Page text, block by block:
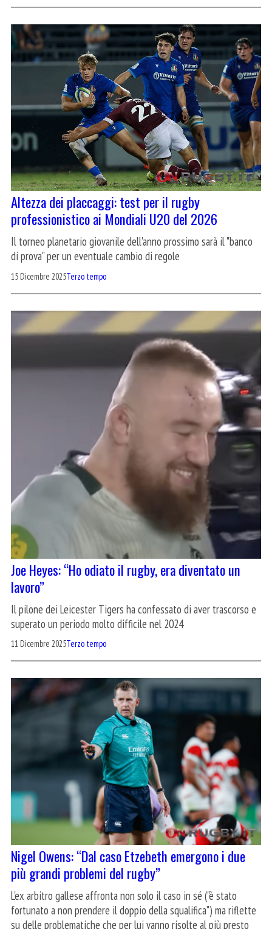
Altezza dei placcaggi: test per il rugby
professionistico ai Mondiali U20 del 2026
Il torneo planetario giovanile dell'anno prossimo sarà il "banco
di prova" per un eventuale cambio di regole
15 Dicembre 2025Terzo tempo
Joe Heyes: “Ho odiato il rugby, era diventato un
lavoro”
Il pilone dei Leicester Tigers ha confessato di aver trascorso e
superato un periodo molto difficile nel 2024
11 Dicembre 2025Terzo tempo
Nigel Owens: “Dal caso Etzebeth emergono i due
più grandi problemi del rugby”
L'ex arbitro gallese affronta non solo il caso in sé ("è stato
fortunato a non prendere il doppio della squalifica") ma riflette
su delle problematiche che per lui vanno risolte al più presto